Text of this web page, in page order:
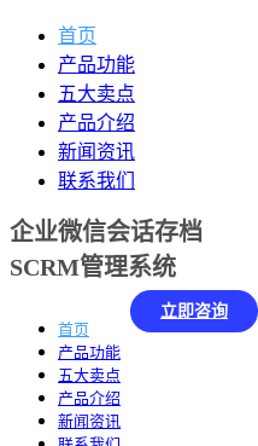
首页
产品功能
五大卖点
产品介绍
新闻资讯
联系我们
企业微信会话存档
SCRM管理系统
首页
产品功能
五大卖点
产品介绍
新闻资讯
立即咨询